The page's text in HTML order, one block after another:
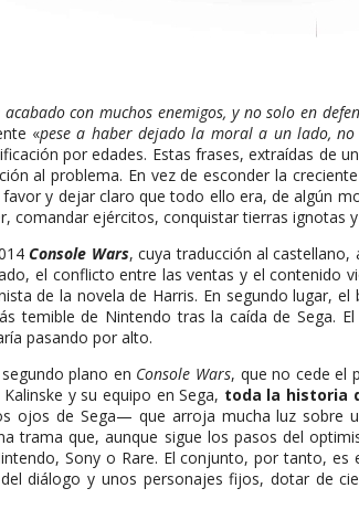
con muchos enemigos, y no solo en
«pese a haber dejado la moral a un lado,
por edades. Estas frases, extraídas de
al problema. En vez de esconder la
y dejar claro que todo ello era, de algún
ejércitos, conquistar tierras ignotas
Console Wars, cuya traducción al castellano,
el conflicto entre las ventas y el contenido
de la novela de Harris. En segundo lugar, el
temible de Nintendo tras la caída de Sega.
pasando por alto.
plano en Console Wars, que no cede el
y su equipo en Sega, toda la historia
ojos de Sega— que arroja mucha luz sobre
trama que, aunque sigue los pasos del
Sony o Rare. El conjunto, por tanto,
diálogo y unos personajes fijos, dotar de